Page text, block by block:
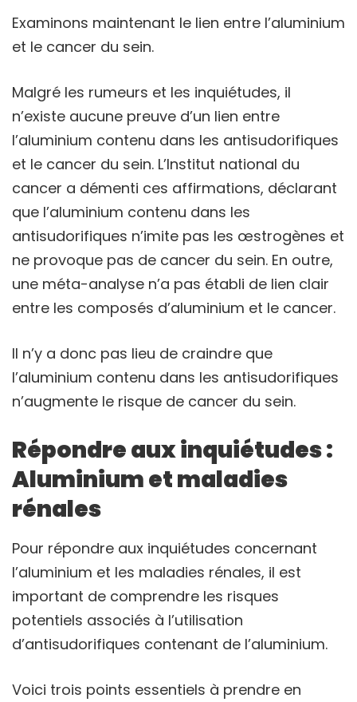
Examinons maintenant le lien entre l’aluminium
et le cancer du sein.
Malgré les rumeurs et les inquiétudes, il
n’existe aucune preuve d’un lien entre
l’aluminium contenu dans les antisudorifiques
et le cancer du sein. L’Institut national du
cancer a démenti ces affirmations, déclarant
que l’aluminium contenu dans les
antisudorifiques n’imite pas les œstrogènes et
ne provoque pas de cancer du sein. En outre,
une méta-analyse n’a pas établi de lien clair
entre les composés d’aluminium et le cancer.
Il n’y a donc pas lieu de craindre que
l’aluminium contenu dans les antisudorifiques
n’augmente le risque de cancer du sein.
Répondre aux inquiétudes :
Aluminium et maladies
rénales
Pour répondre aux inquiétudes concernant
l’aluminium et les maladies rénales, il est
important de comprendre les risques
potentiels associés à l’utilisation
d’antisudorifiques contenant de l’aluminium.
Voici trois points essentiels à prendre en